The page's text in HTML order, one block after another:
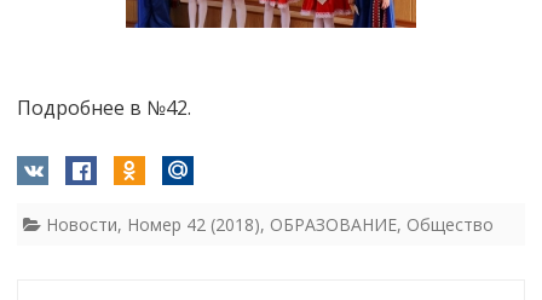
Подробнее в №42.
Новости, Номер 42 (2018), ОБРАЗОВАНИЕ, Общество